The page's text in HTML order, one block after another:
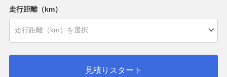
走行距離（km）
見積りスタート